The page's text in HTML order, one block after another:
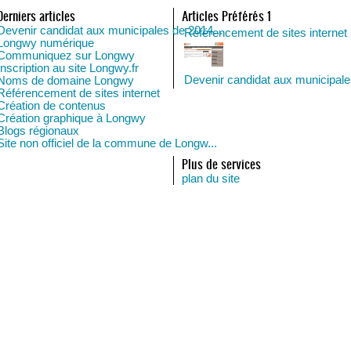
articles
candidat aux municipales de 2014...
Longwy numérique
sur Longwy
Inscription au site Longwy.fr
de domaine Longwy
de sites internet
de contenus
graphique à Longwy
régionaux
non officiel de la commune de Longw...
Articles Préférés 1
Référencement de sites internet
Devenir candidat aux
Plus de services
plan du site